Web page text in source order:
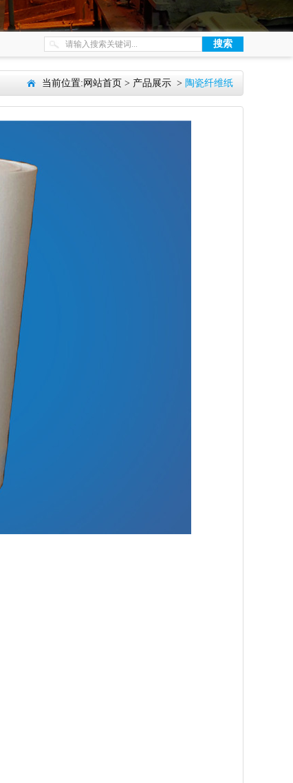
当前位置: 网站首页 > 产品展示 > 陶瓷纤维纸